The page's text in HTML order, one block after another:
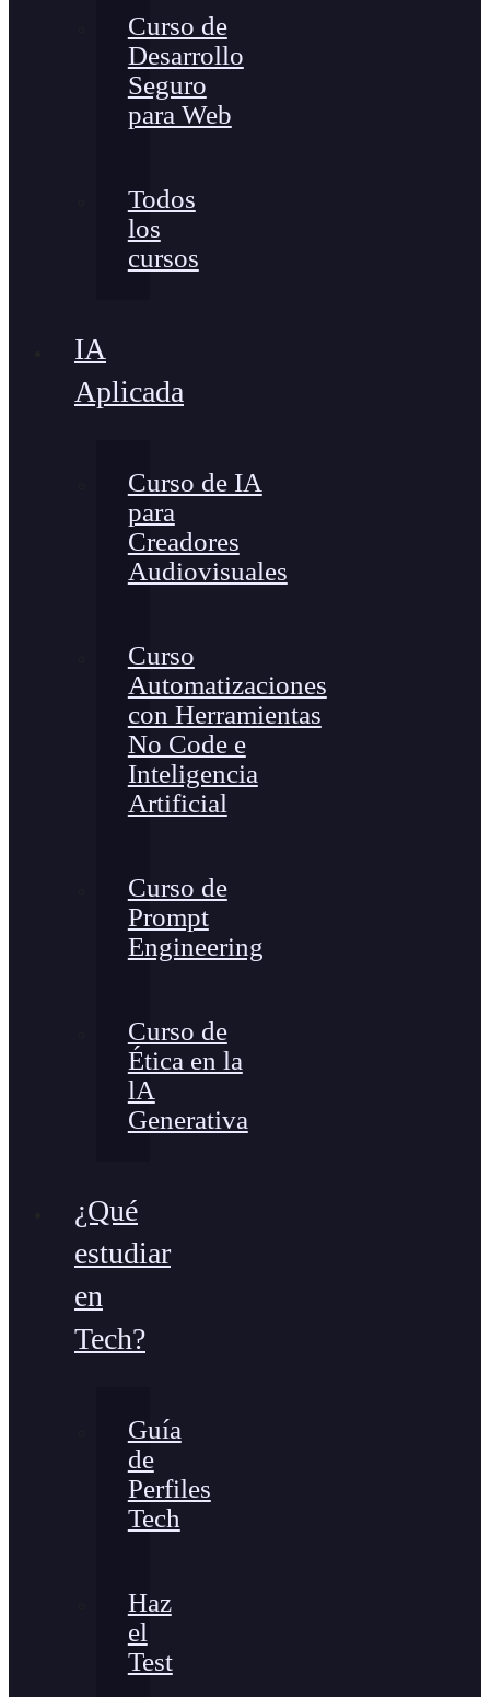
Curso de
Desarrollo
Seguro
para Web
Todos
los
cursos
IA
Aplicada
Curso de IA
para
Creadores
Audiovisuales
Curso
Automatizaciones
con Herramientas
No Code e
Inteligencia
Artificial
Curso de
Prompt
Engineering
Curso de
Ética en la
lA
Generativa
¿Qué
estudiar
en
Tech?
Guía
de
Perfiles
Tech
Haz
el
Test